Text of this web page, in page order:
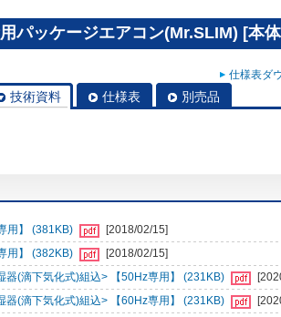
パッケージエアコン(Mr.SLIM) [本
仕様表ダ
技術資料 仕様表 別売品
用】 (381KB)
[2018/02/15]
用】 (382KB)
[2018/02/15]
器(滴下気化式)組込> 【50Hz専用】 (231KB)
器(滴下気化式)組込> 【60Hz専用】 (231KB)